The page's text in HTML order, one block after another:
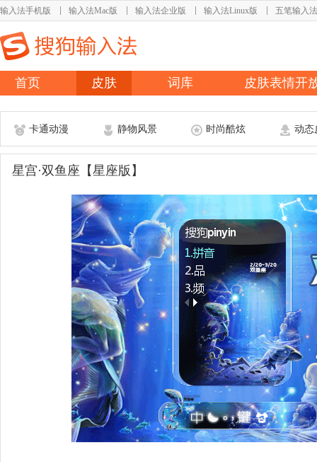
输入法手机版 输入法Mac版 输入法企业版 输入法Linux版 五笔输入法
首页 皮肤 词库 皮肤表情开
卡通动漫 静物风景 时尚酷炫 动态
星宫·双鱼座【星座版】